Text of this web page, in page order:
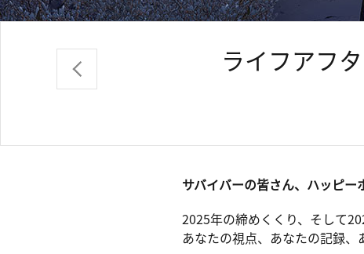
ライフアフ
サバイバーの皆さん、ハッピー
2025年の締めくくり、そして
あなたの視点、あなたの記録